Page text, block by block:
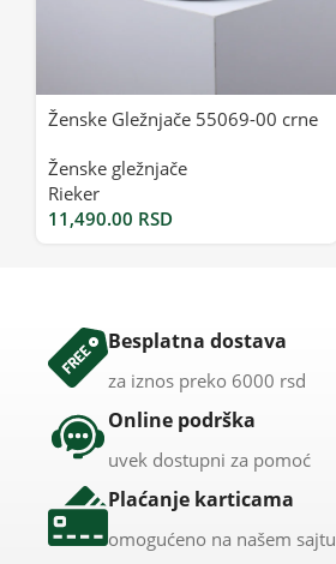
Ženske Gležnjače 55069-00 crne
Ženske gležnjače
Rieker
11,490.00 RSD
Besplatna dostava
za iznos preko 6000 rsd
Online podrška
uvek dostupni za pomoć
Plaćanje karticama
omogućeno na našem sajtu